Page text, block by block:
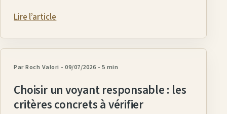
Lire l’article
Par Roch Valori - 09/07/2026 - 5 min
Choisir un voyant responsable : les
critères concrets à vérifier